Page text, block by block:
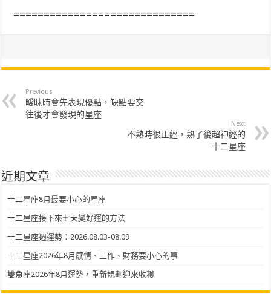
==============================
Previous
曖昧時會先表現優點，缺點要交
往後才會發現的星座
Next
不熟時很正經，熟了後超神經的
十二星座
近期文章
十二星座8月最要小心的星座
十二星座接下來七天變好運的方法
十二星座週運勢：2026.08.03-08.09
十二星座2026年8月感情、工作、財務要小心的事
雙魚座2026年8月運勢，重新規劃迎來收穫